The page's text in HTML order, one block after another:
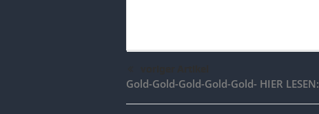
Gold-Gold-Gold-Gold-Gold- HIER LESEN: